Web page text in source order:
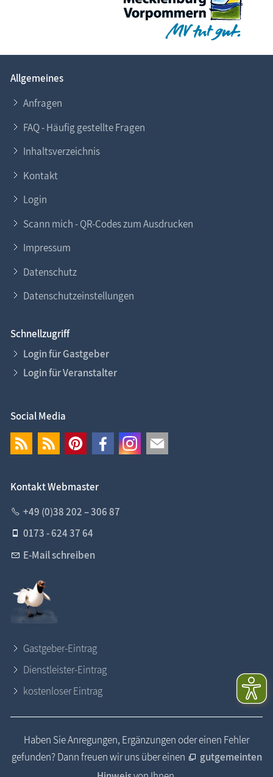
Allgemeines
Anfragen
FAQ - Häufig gestellte Fragen
Inhaltsverzeichnis
Kontakt
Login
Scann mich - QR-Codes zum Ausdrucken
Impressum
Datenschutz
Datenschutzeinstellungen
Schnellzugriff
Login für Gastgeber
Login für Veranstalter
Social Media
Kontakt Webmaster
+49 (0)38 202 – 306 87
0173 - 624 37 64
E-Mail schreiben
Gastgeber-Eintrag
Dienstleister-Eintrag
kostenloser Eintrag
Haben Sie Anregungen, Ergänzungen oder einen Fehler
gefunden? Dann freuen wir uns über einen
gutgemeinten